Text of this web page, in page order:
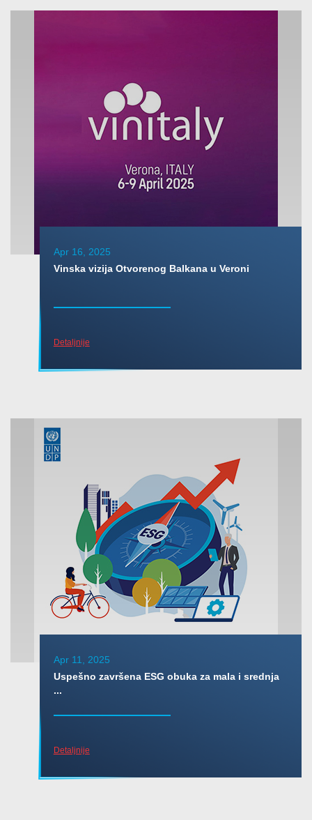
Apr 16, 2025
Vinska vizija Otvorenog Balkana u Veroni
Detaljnije
Apr 11, 2025
Uspešno završena ESG obuka za mala i srednja
...
Detaljnije